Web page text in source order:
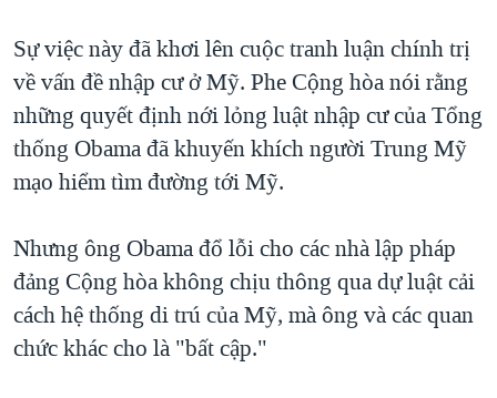
Sự việc này đã khơi lên cuộc tranh luận chính trị
về vấn đề nhập cư ở Mỹ. Phe Cộng hòa nói rằng
những quyết định nới lỏng luật nhập cư của Tổng
thống Obama đã khuyến khích người Trung Mỹ
mạo hiểm tìm đường tới Mỹ.
Nhưng ông Obama đổ lỗi cho các nhà lập pháp
đảng Cộng hòa không chịu thông qua dự luật cải
cách hệ thống di trú của Mỹ, mà ông và các quan
chức khác cho là "bất cập."